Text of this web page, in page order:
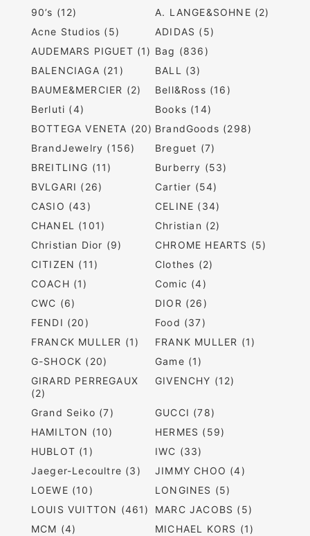
90’s (12)
A. LANGE&SOHNE (2)
Acne Studios (5)
ADIDAS (5)
AUDEMARS PIGUET (1) Bag (836)
BALENCIAGA (21)
BALL (3)
BAUME&MERCIER (2)
Bell&Ross (16)
Berluti (4)
Books (14)
BOTTEGA VENETA (20) BrandGoods (298)
BrandJewelry (156)
Breguet (7)
BREITLING (11)
Burberry (53)
BVLGARI (26)
Cartier (54)
CASIO (43)
CELINE (34)
CHANEL (101)
Christian (2)
Christian Dior (9)
CHROME HEARTS (5)
CITIZEN (11)
Clothes (2)
COACH (1)
Comic (4)
CWC (6)
DIOR (26)
FENDI (20)
Food (37)
FRANCK MULLER (1)
FRANK MULLER (1)
G-SHOCK (20)
Game (1)
GIRARD PERREGAUX
(2)
GIVENCHY (12)
Grand Seiko (7)
GUCCI (78)
HAMILTON (10)
HERMES (59)
HUBLOT (1)
IWC (33)
Jaeger-Lecoultre (3)
JIMMY CHOO (4)
LOEWE (10)
LONGINES (5)
LOUIS VUITTON (461)
MARC JACOBS (5)
MCM (4)
MICHAEL KORS (1)